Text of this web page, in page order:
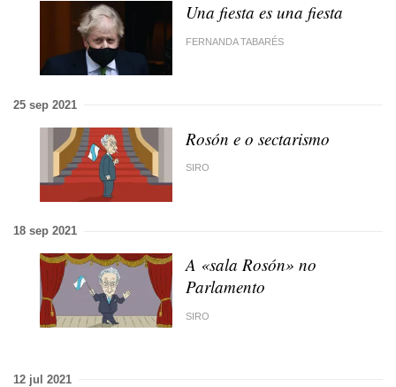
Una fiesta es una fiesta
FERNANDA TABARÉS
25 sep 2021
Rosón e o sectarismo
SIRO
18 sep 2021
A «sala Rosón» no
Parlamento
SIRO
12 jul 2021